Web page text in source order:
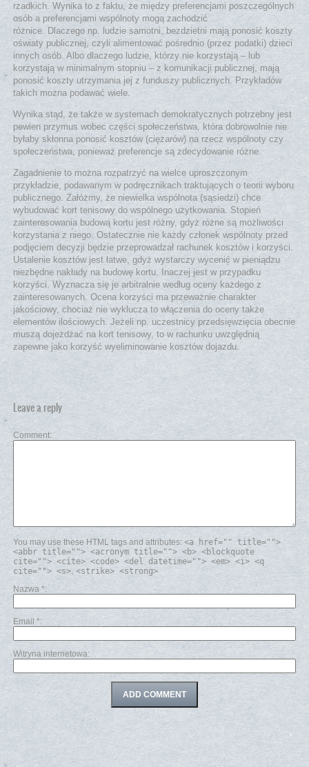
rzadkich. Wynika to z faktu, że między preferencjami poszczególnych
osób a preferencjami wspólnoty mogą zachodzić
zupełnie podstawowe
różnice. Dlaczego np. ludzie samotni, bezdzietni mają ponosić koszty
oświaty publicznej, czyli alimentować pośrednio (przez podatki) dzieci
innych osób. Albo dlaczego ludzie, którzy nie korzystają – lub
korzystają w minimalnym stopniu – z komunikacji publicznej, mają
ponosić koszty utrzymania jej z funduszy publicznych. Przykładów
takich można podawać wiele.
Wynika stąd, że także w systemach demokratycznych potrzebny jest
pewien przymus wobec części społeczeństwa, która dobrowolnie nie
byłaby skłonna ponosić kosztów (ciężarów) na rzecz wspólnoty czy
społeczeństwa, ponieważ preferencje są zdecydowanie różne.
Zagadnienie to można rozpatrzyć na wielce uproszczonym
przykładzie, podawanym w podręcznikach traktujących o teorii wyboru
publicznego. Załóżmy, że niewielka wspólnota (sąsiedzi) chce
wybudować kort tenisowy do wspólnego użytkowania. Stopień
zainteresowania budową kortu jest różny, gdyż różne są możliwości
korzystania z niego. Ostatecznie nie każdy członek wspólnoty przed
podjęciem decyzji będzie przeprowadzał rachunek kosztów i korzyści.
Ustalenie kosztów jest łatwe, gdyż wystarczy wycenić w pieniądzu
niezbędne nakłady na budowę kortu. Inaczej jest w przypadku
korzyści. Wyznacza się je arbitralnie według oceny każdego z
zainteresowanych. Ocena korzyści ma przeważnie charakter
jakościowy, chociaż nie wyklucza to włączenia do oceny także
elementów ilościowych. Jeżeli np. uczestnicy przedsięwzięcia obecnie
muszą dojeżdżać na kort tenisowy, to w rachunku uwzględnią
zapewne jako korzyść wyeliminowanie kosztów dojazdu.
Leave a reply
Comment
You may use these HTML tags and attributes: <a href="" title="">
<abbr title=""> <acronym title=""> <b> <blockquote
cite=""> <cite> <code> <del datetime=""> <em> <i> <q
cite=""> <s> <strike> <strong>
Nazwa *
Email *
Witryna internetowa